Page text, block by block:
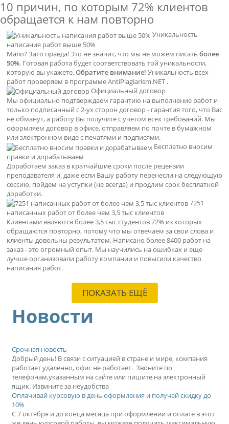
10 причин, по которым 72% клиентов
обращается к нам повторно
Уникальность
написания работ выше 50%
Мало? Зато правда! Это не значит, что мы не можем писать более
50%. Готовая работа будет соответствовать той уникальности,
которую вы укажете.Обратите внимание! Уникальность всех
работ проверяем в программе AntiPlagiarism.NET .
Официальный договор
Мы официально подтверждаем гарантию на выполнение работ и
только подписанный с 2-ух сторон договор - гарантия того, что Вас
не обманут, а работу Вы получите с учетом всех требований. Мы
оформляем договор в офисе, отправляем по почте в бумажном
или электронном виде с печатями и подписями.
Бесплатно вносим
правки и дорабатываем
Доработаем заказ в кратчайшие сроки после рецензии
преподавателя и, даже если Вашу работу перенесли на следующую
сессию, пойдем на уступки (не всегда) и продлим срок бесплатной
доработки.
7251
написанных работ от более чем 3,5 тыс клиентов
Клиентами являются более 3,5 тыс студентов 72% из которых
обращаются повторно, потому что мы отвечаем за свои слова и
клиенты довольны результатом. Написано более 8400 работ на
заказ - это огромный опыт. Мы научились на ошибках и еще
лучше организовали работу компании и повысили качество
написания работ.
ПОКАЗАТЬ ЕЩЁ
Новости
Срочная новость
Добрый день! В связи с ситуацией в стране и мире, компания
работает удалённо, офис не работает. Звоните по
телефонам,указанным на сайте или пишите на электронный
ящик. Извините за неудобства
Оплачивай курсовую в день оформления и получай скидку до
10%
С 7 октября и до конца месяца при оформлении и оплате в этот